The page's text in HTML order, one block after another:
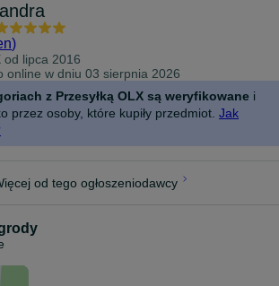
)
od lipca 2016
online w dniu 03 sierpnia 2026
z Przesyłką OLX są weryfikowane i
przez osoby, które kupiły przedmiot. Jak
od tego ogłoszeniodawcy